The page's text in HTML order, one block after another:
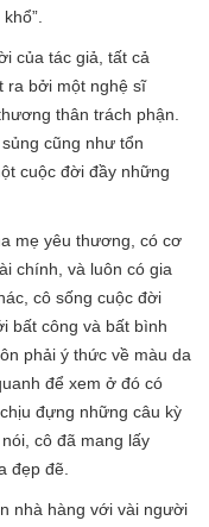
của tác giả, tất cả
ra bởi một nghệ sĩ
thân trách phận.
cũng như tổn
cuộc đời đầy những
mẹ yêu thương, có cơ
chính, và luôn có gia
cô sống cuộc đời
bất công và bất bình
phải ý thức về màu da
để xem ở đó có
đựng những câu kỳ
cô đã mang lấy
đẹp đẽ.
nhà hàng với vài người